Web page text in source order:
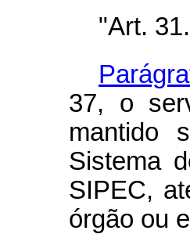
"Art.
37, o
mantido
Sistema
SIPEC,
órgão ou